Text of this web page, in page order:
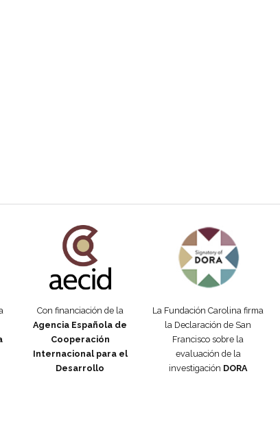
Con financiación de la
Agencia Española de
Cooperación
Internacional para el
Desarrollo
La Fundación Carolina firma
la Declaración de San
Francisco sobre la
evaluación de la
investigación DORA